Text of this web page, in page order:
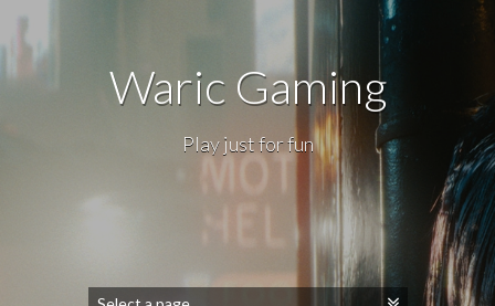
Waric Gaming
Play just for fun